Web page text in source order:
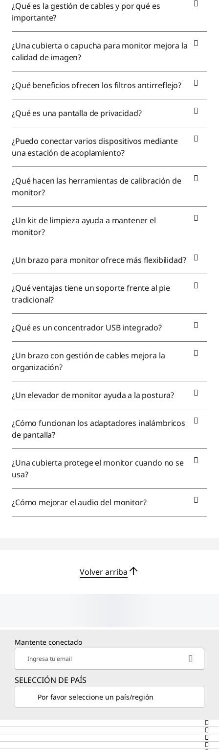
¿Qué es la gestión de cables y por qué es
importante?
¿Una cubierta o capucha para monitor mejora la
calidad de imagen?
¿Qué beneficios ofrecen los filtros antirreflejo?
¿Qué es una pantalla de privacidad?
¿Puedo conectar varios dispositivos mediante
una estación de acoplamiento?
¿Qué hacen las herramientas de calibración de
monitor?
¿Un kit de limpieza ayuda a mantener el
monitor?
¿Un brazo para monitor ofrece más flexibilidad?
¿Qué ventajas tiene un soporte frente al pie
tradicional?
¿Qué es un concentrador USB integrado?
¿Un brazo con gestión de cables mejora la
organización?
¿Un elevador de monitor ayuda a la postura?
¿Cómo funcionan los adaptadores inalámbricos
de pantalla?
¿Una cubierta protege el monitor cuando no se
usa?
¿Cómo mejorar el audio del monitor?
Volver arriba
Mantente conectado
Ingresa tu email
SELECCIÓN DE PAÍS
Por favor seleccione un país/región